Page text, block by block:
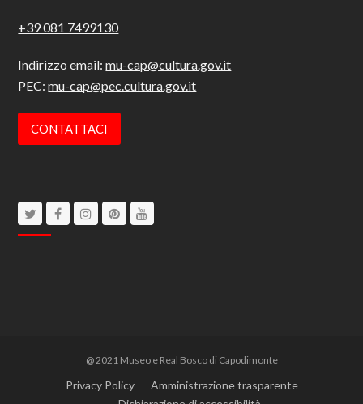
+39 081 7499130
Indirizzo email:mu-cap@cultura.gov.it
PEC:mu-cap@pec.cultura.gov.it
CONTATTACI
TwitterFacebookInstagram
Pinterest
@ 2021 Museo e Real Bosco di Capodimonte
Privacy Policy
Amministrazione trasparente